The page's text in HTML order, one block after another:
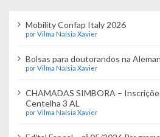
Mobility Confap Italy 2026
por Vilma Naísia Xavier
Bolsas para doutorandos na
por Vilma Naísia Xavier
CHAMADAS SIMBORA –
Centelha 3 AL
por Vilma Naísia Xavier